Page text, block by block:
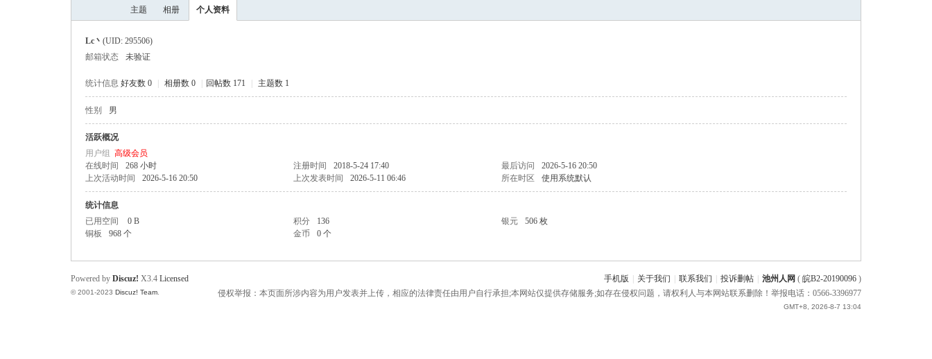
主题 相册 个人资料
Lc丶 (UID: 295506)
邮箱状态
未验证
统计信息 好友数 0 相册数 0 回帖数 171 主题数 1
性别 男
活跃概况
用户组 高级会员
在线时间
268 小时 注册时间 2018-5-24 17:40 最后访问
2026-5-16 20:50
上次活动时间
2026-5-16 20:50 上次发表时间 2026-5-11 06:46 所在时区 使用系统默认
统计信息
已用空间
0 B 积分 136 银元
506 枚
铜板
968 个 金币 0 个
手机版 关于我们 联系我们 投诉删帖 池州人网 ( 皖B2-20190096 )
侵权举报：本页面所涉内容为用户发表并上传，相应的法律责任由用户自行承担;本网站仅提供存储服务;如存在侵权问题，请权利人与本网站联系删除！举报电话：0566-3396977
GMT+8, 2026-8-7 13:04
Powered by Discuz! X3.4 Licensed
© 2001-2023 Discuz! Team